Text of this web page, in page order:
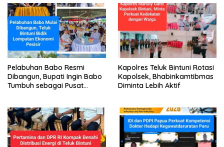
Pelabuhan Babo Resmi
Dibangun, Bupati Ingin Babo
Tumbuh sebagai Pusat
Kapolres Teluk Bintuni Rotasi
Kapolsek, Bhabinkamtibmas
Diminta Lebih Aktif